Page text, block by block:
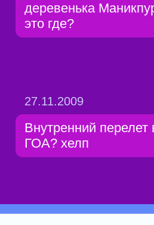
деревенька
это где?
27.11.2009
Внутренний перелет
ГОА? хелп